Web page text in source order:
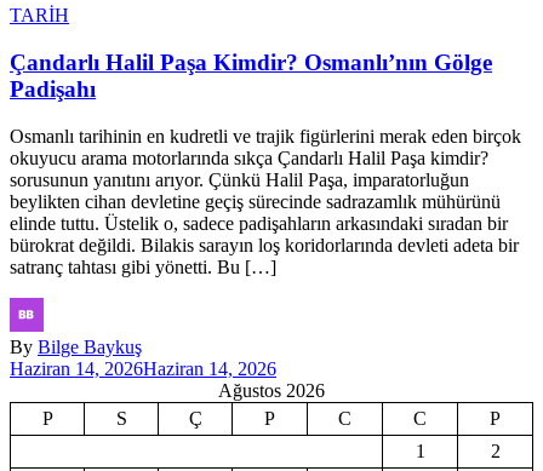
TARİH
Çandarlı Halil Paşa Kimdir? Osmanlı’nın Gölge
Padişahı
Osmanlı tarihinin en kudretli ve trajik figürlerini merak eden birçok
okuyucu arama motorlarında sıkça Çandarlı Halil Paşa kimdir?
sorusunun yanıtını arıyor. Çünkü Halil Paşa, imparatorluğun
beylikten cihan devletine geçiş sürecinde sadrazamlık mühürünü
elinde tuttu. Üstelik o, sadece padişahların arkasındaki sıradan bir
bürokrat değildi. Bilakis sarayın loş koridorlarında devleti adeta bir
satranç tahtası gibi yönetti. Bu […]
By Bilge Baykuş
Haziran 14, 2026Haziran 14, 2026
Ağustos 2026
P
S Ç P C C
P
1
2